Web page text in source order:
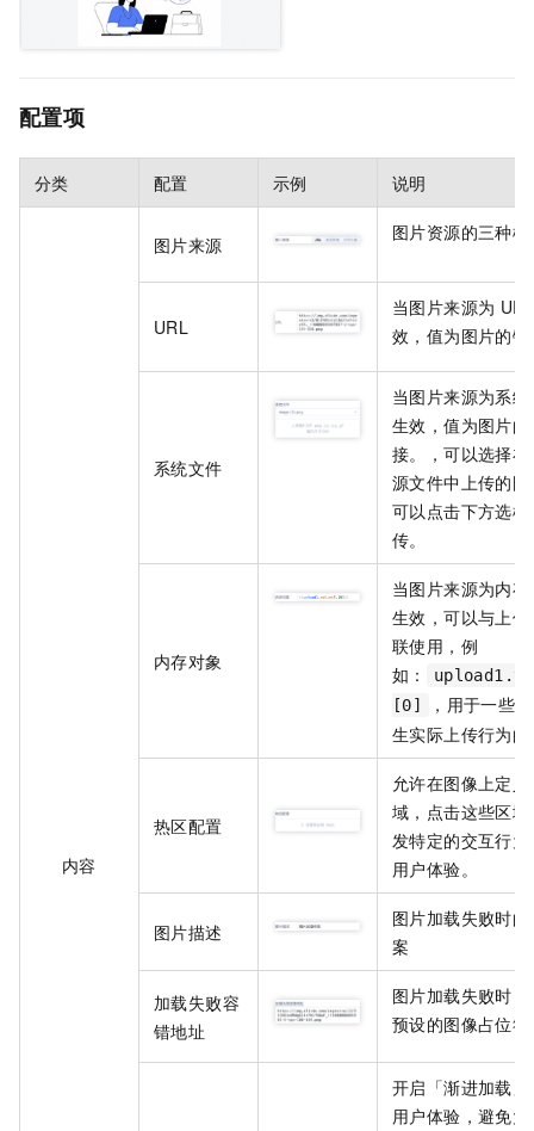
配置项
分类 配置 示例 说明
内容
图片来源
图片资源的三种
URL
当图片来源为
效，值为图片的链
系统文件
当图片来源为系
生效，值为图片的
接。，可以选择
源文件中上传的
可以点击下方选
传。
内存对象
当图片来源为内
生效，可以与上
联使用，例
如：
[0]
，用于一些
生实际上传行为
热区配置
允许在图像上定
域，点击这些区
发特定的交互行
用户体验。
图片描述
图片加载失败时
案
加载失败容
错地址
图片加载失败时
预设的图像占位符
开启「渐进加载
用户体验，避免